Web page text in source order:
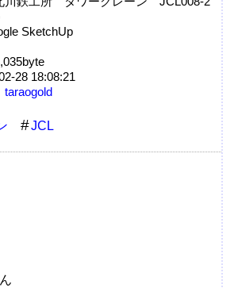
SketchUp
28 18:08:21
taraogold
JCL